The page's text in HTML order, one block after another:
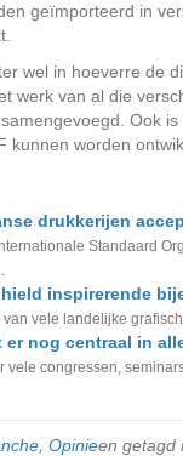
geïmporteerd in
wel in hoeverre de
werk van al die
Ook
kunnen worden
drukkerijen
Standaard
inspirerende
vele landelijke
er nog centraal in
vele congressen,
Opinieen getagd